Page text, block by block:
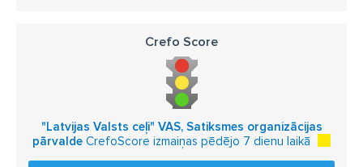
Crefo Score
"Latvijas Valsts ceļi" VAS, Satiksmes organizācijas
pārvalde CrefoScore izmaiņas pēdējo 7 dienu laikā